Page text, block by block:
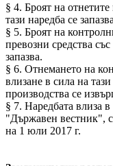
§ 4. Броят на
тази наредба се
§ 5. Броят на
превозни средства
запазва.
§ 6. Отнемането на
влизане в сила на
производства се
§ 7. Наредбата влиза
"Държавен вестник",
на 1 юли 2017 г.